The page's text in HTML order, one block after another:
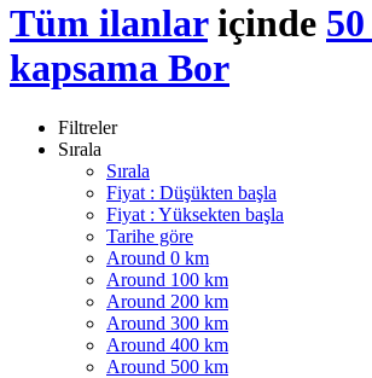
Tüm ilanlariçinde
kapsama Bor
Filtreler
Sırala
Sırala
Fiyat : Düşükten başla
Fiyat : Yüksekten başla
Tarihe göre
Around 0 km
Around 100 km
Around 200 km
Around 300 km
Around 400 km
Around 500 km